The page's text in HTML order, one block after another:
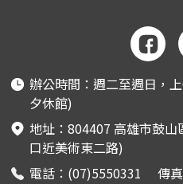
辦公時間：週二至週日，
夕休館)
地址：804407 高雄市鼓
口近美術東二路)
電話：(07)5550331 傳